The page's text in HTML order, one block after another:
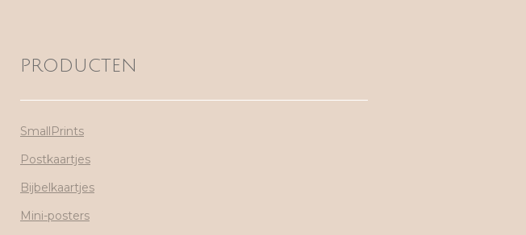
PRODUCTEN
SmallPrints
Postkaartjes
Bijbelkaartjes
Mini-posters